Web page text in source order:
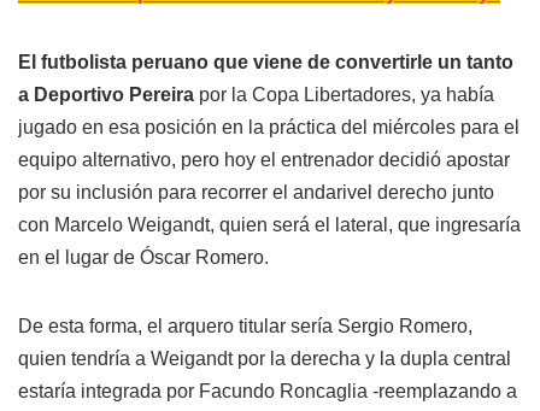
El futbolista peruano que viene de convertirle un tanto
a Deportivo Pereira por la Copa Libertadores, ya había
jugado en esa posición en la práctica del miércoles para el
equipo alternativo, pero hoy el entrenador decidió apostar
por su inclusión para recorrer el andarivel derecho junto
con Marcelo Weigandt, quien será el lateral, que ingresaría
en el lugar de Óscar Romero.
De esta forma, el arquero titular sería Sergio Romero,
quien tendría a Weigandt por la derecha y la dupla central
estaría integrada por Facundo Roncaglia -reemplazando a